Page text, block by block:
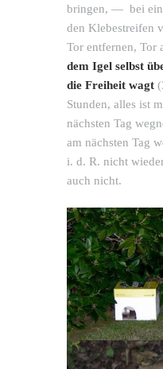
bringen, — bei
den Klebestreifen
Tor entfernen,
dem Igel selbst
die Freiheit wagt
Stunden, alles ist
nächsten Tag
am nächsten Tag
i. d. R. nicht
auch nicht.